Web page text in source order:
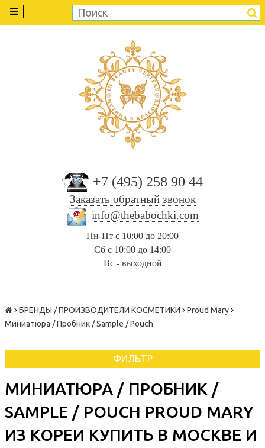
+7 (495) 258 90 44
Заказать обратный звонок
info@thebabochki.com
Пн-Пт с 10:00 до 20:00
Сб с 10:00 до 14:00
Вс - выходной
БРЕНДЫ / ПРОИЗВОДИТЕЛИ КОСМЕТИКИ
Proud Mary
Миниатюра / Пробник / Sample / Pouch
ФИЛЬТР
МИНИАТЮРА / ПРОБНИК /
SAMPLE / POUCH PROUD MARY
ИЗ КОРЕИ КУПИТЬ В МОСКВЕ И